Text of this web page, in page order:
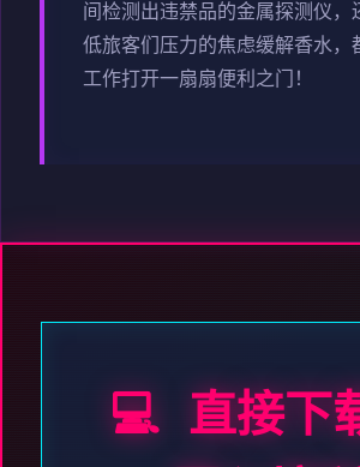
间检测出违禁品的金属探测仪，
低旅客们压力的焦虑缓解香水，
工作打开一扇扇便利之门！
💻 直接下